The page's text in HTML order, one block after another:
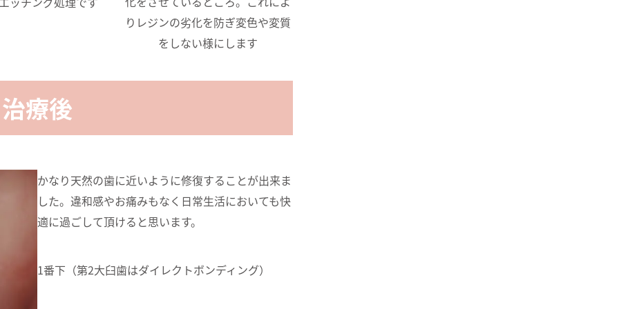
りレジンの劣化を防ぎ変色や変質
をしない様にします
治療後
かなり天然の歯に近いように修復することが出来ま
した。違和感やお痛みもなく日常生活においても快
適に過ごして頂けると思います。
1番下（第2大臼歯はダイレクトボンディング）